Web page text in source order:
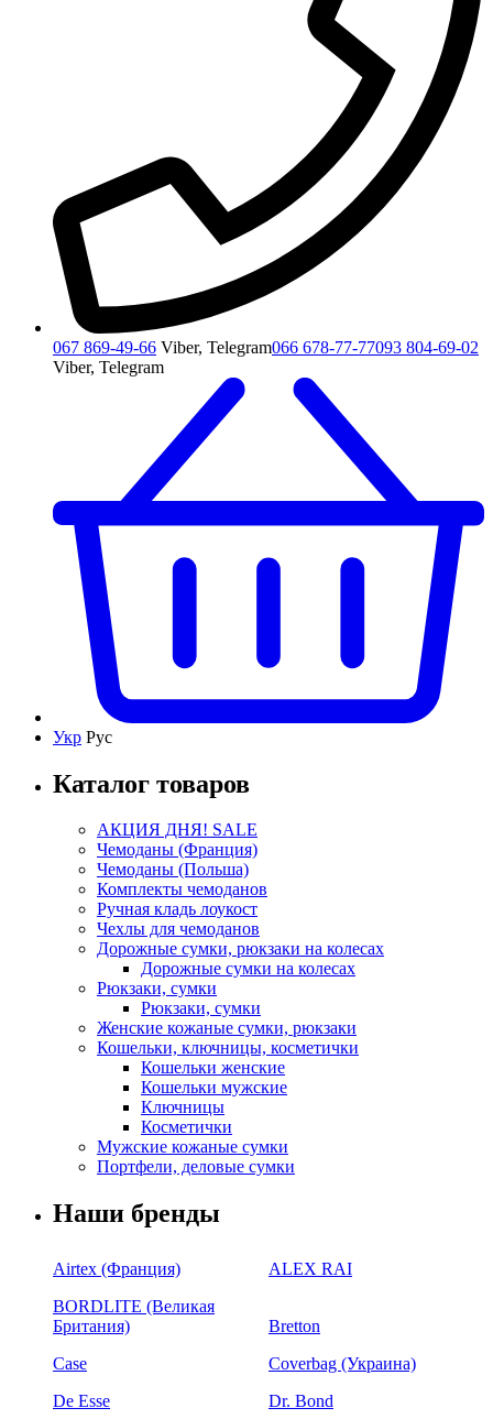
067 869-49-66 Viber, Telegram066 678-77-77093 804-69-02
Viber, Telegram
Укр Рус
Каталог товаров
АКЦИЯ ДНЯ! SALE
Чемоданы (Франция)
Чемоданы (Польша)
Комплекты чемоданов
Ручная кладь лоукост
Чехлы для чемоданов
Дорожные сумки, рюкзаки на колесах
Дорожные сумки на колесах
Рюкзаки, сумки
Рюкзаки, сумки
Женские кожаные сумки, рюкзаки
Кошельки, ключницы, косметички
Кошельки женские
Кошельки мужские
Ключницы
Косметички
Мужские кожаные сумки
Портфели, деловые сумки
Наши бренды
Airtex (Франция)
ALEX RAI
BORDLITE (Великая
Британия)
Bretton
Case
Coverbag (Украина)
De Esse
Dr. Bond